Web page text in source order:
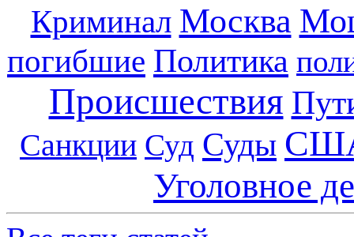
Криминал Москва
погибшие Политика
Происшествия
Санкции Суд Суды
Уголовное